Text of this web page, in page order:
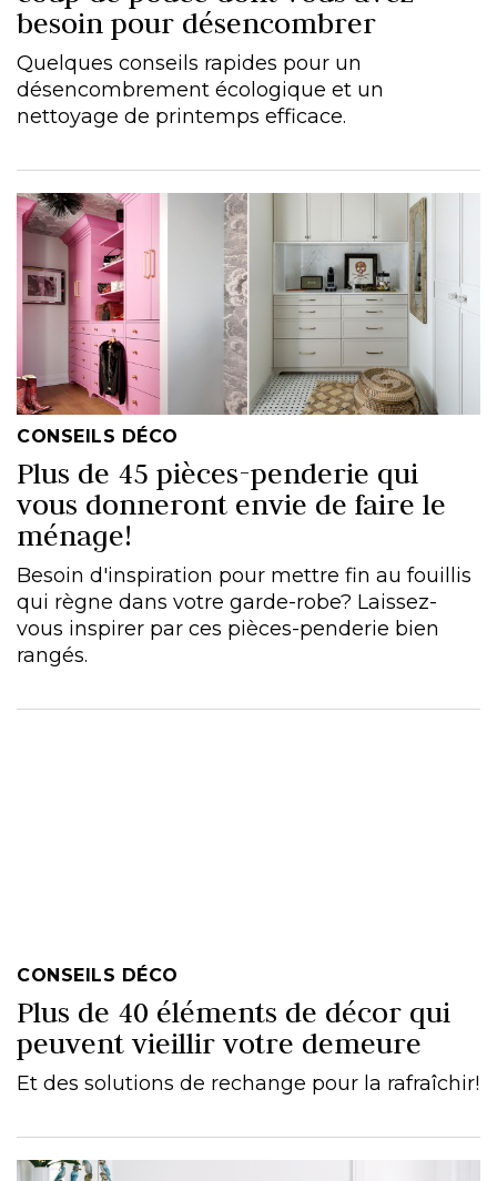
besoin pour désencombrer
Quelques conseils rapides pour un
désencombrement écologique et un
nettoyage de printemps efficace.
CONSEILS DÉCO
Plus de 45 pièces-penderie qui
vous donneront envie de faire le
ménage!
Besoin d'inspiration pour mettre fin au fouillis
qui règne dans votre garde-robe? Laissez-
vous inspirer par ces pièces-penderie bien
rangés.
CONSEILS DÉCO
Plus de 40 éléments de décor qui
peuvent vieillir votre demeure
Et des solutions de rechange pour la rafraîchir!